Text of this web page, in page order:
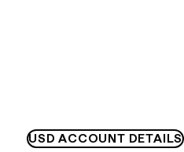
USD ACCOUNT DETAILS